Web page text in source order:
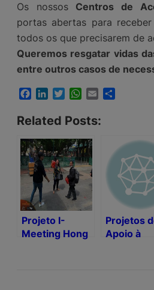
Os nossos Centros de
portas abertas para
todos os que precisarem de
Queremos resgatar vidas
entre outros casos de
Facebook
LinkedInTwitterWhatsApp
Email
Related Posts:
Projeto I-
Meeting Hong
Projetos
Apoio à